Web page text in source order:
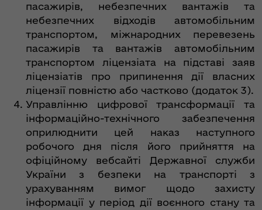
пасажирів, небезпечних вантажів та
небезпечних відходів автомобільним
транспортом, міжнародних перевезень
пасажирів та вантажів автомобільним
транспортом ліцензіата на підставі заяв
ліцензіатів про припинення дії власних
ліцензії повністю або частково (додаток 3).
Управлінню цифрової трансформації та
інформаційно-технічного забезпечення
оприлюднити цей наказ наступного
робочого дня після його прийняття на
офіційному вебсайті Державної служби
України з безпеки на транспорті з
урахуванням вимог щодо захисту
інформації у період дії воєнного стану та